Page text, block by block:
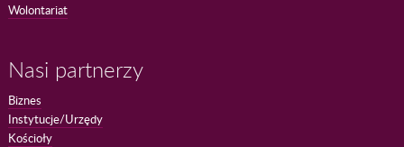
Wolontariat
Nasi partnerzy
Biznes
Instytucje/Urzędy
Kościoły